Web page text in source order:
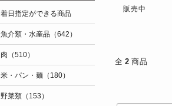
販売中
全 2 商品
着日指定ができる商品
魚介類・水産品（642）
肉（510）
米・パン・麺（180）
野菜類（153）